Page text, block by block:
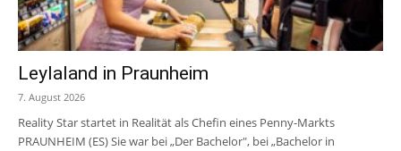
Leylaland in Praunheim
7. August 2026
Reality Star startet in Realität als Chefin eines Penny-Markts
PRAUNHEIM (ES) Sie war bei „Der Bachelor", bei „Bachelor in